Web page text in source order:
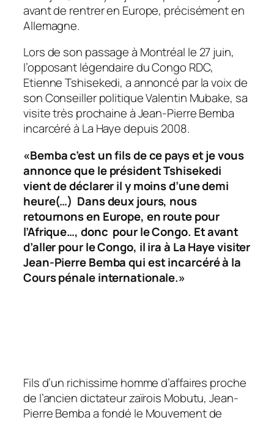
avant de rentrer en Europe, précisément en
Allemagne.
Lors de son passage à Montréal le 27 juin,
l’opposant légendaire du Congo RDC,
Etienne Tshisekedi, a annoncé par la voix de
son Conseiller politique Valentin Mubake, sa
visite très prochaine à Jean-Pierre Bemba
incarcéré à La Haye depuis 2008.
«Bemba c’est un fils de ce pays et je vous
annonce que le président Tshisekedi
vient de déclarer il y moins d’une demi
heure(…) Dans deux jours, nous
retournons en Europe, en route pour
l’Afrique…, donc pour le Congo. Et avant
d’aller pour le Congo, il ira à La Haye visiter
Jean-Pierre Bemba qui est incarcéré à la
Cours pénale internationale.»
Fils d’un richissime homme d’affaires proche
de l’ancien dictateur zaïrois Mobutu, Jean-
Pierre Bemba a fondé le Mouvement de